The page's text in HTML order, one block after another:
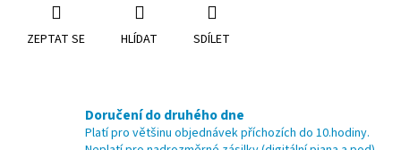
ZEPTAT SE HLÍDAT SDÍLET
Doručení do druhého dne
Platí pro většinu objednávek příchozích do 10.hodiny.